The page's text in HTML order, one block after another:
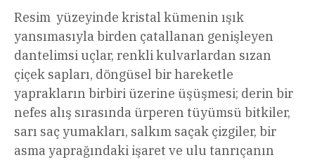
Resim yüzeyinde kristal kümenin ışık
yansımasıyla birden çatallanan genişleyen
dantelimsi uçlar, renkli kulvarlardan sızan
çiçek sapları, döngüsel bir hareketle
yaprakların birbiri üzerine üşüşmesi; derin bir
nefes alış sırasında ürperen tüyümsü bitkiler,
sarı saç yumakları, salkım saçak çizgiler, bir
asma yaprağındaki işaret ve ulu tanrıçanın